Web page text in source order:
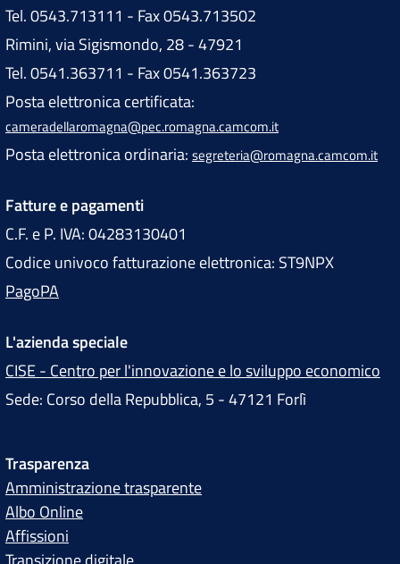
Tel. 0543.713111 - Fax 0543.713502
Rimini, via Sigismondo, 28 - 47921
Tel. 0541.363711 - Fax 0541.363723
Posta elettronica certificata:
cameradellaromagna@pec.romagna.camcom.it
Posta elettronica ordinaria: segreteria@romagna.camcom.it
Fatture e pagamenti
C.F. e P. IVA: 04283130401
Codice univoco fatturazione elettronica: ST9NPX
PagoPA
L'azienda speciale
CISE - Centro per l'innovazione e lo sviluppo economico
Sede: Corso della Repubblica, 5 - 47121 Forlì
Trasparenza
Amministrazione trasparente
Albo Online
Affissioni